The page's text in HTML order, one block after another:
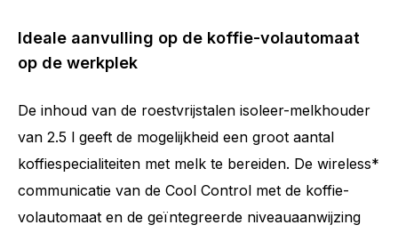
Ideale aanvulling op de koffie-volautomaat
op de werkplek
De inhoud van de roestvrijstalen isoleer-melkhouder
van 2.5 l geeft de mogelijkheid een groot aantal
koffiespecialiteiten met melk te bereiden. De wireless*
communicatie van de Cool Control met de koffie-
volautomaat en de geïntegreerde niveauaanwijzing